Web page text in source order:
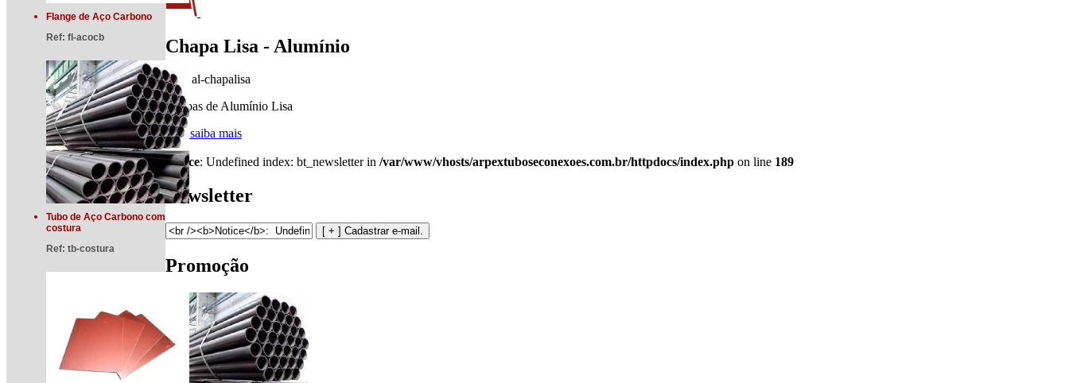
Flange de Aço Carbono
Ref: fl-acocb
Tubo de Aço Carbono com
costura
Ref: tb-costura
Chapa Lisa - Alumínio
Ref:
al-chapalisa
Chapas de Alumínio Lisa
[ + ] saiba mais
Notice: Undefined index: bt_newsletter in /var/www/vhosts/arpextuboseconexoes.com.br/httpdocs/index.php on line 189
Newsletter
Promoção